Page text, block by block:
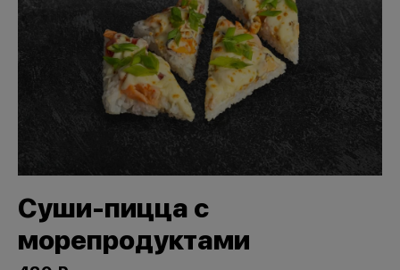
Суши-пицца с
морепродуктами